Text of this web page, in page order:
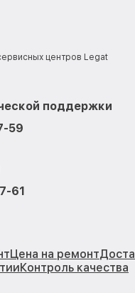
центров Legat
поддержки
59
61
Цена на ремонт
Контроль качества